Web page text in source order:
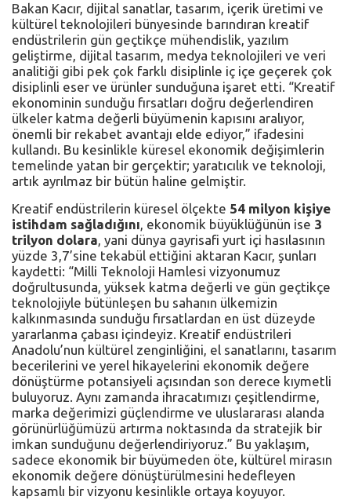
Bakan Kacır, dijital sanatlar, tasarım, içerik üretimi ve
kültürel teknolojileri bünyesinde barındıran kreatif
endüstrilerin gün geçtikçe mühendislik, yazılım
geliştirme, dijital tasarım, medya teknolojileri ve veri
analitiği gibi pek çok farklı disiplinle iç içe geçerek çok
disiplinli eser ve ürünler sunduğuna işaret etti. “Kreatif
ekonominin sunduğu fırsatları doğru değerlendiren
ülkeler katma değerli büyümenin kapısını aralıyor,
önemli bir rekabet avantajı elde ediyor,” ifadesini
kullandı. Bu kesinlikle küresel ekonomik değişimlerin
temelinde yatan bir gerçektir; yaratıcılık ve teknoloji,
artık ayrılmaz bir bütün haline gelmiştir.
Kreatif endüstrilerin küresel ölçekte 54 milyon kişiye
istihdam sağladığını, ekonomik büyüklüğünün ise 3
trilyon dolara, yani dünya gayrisafi yurt içi hasılasının
yüzde 3,7’sine tekabül ettiğini aktaran Kacır, şunları
kaydetti: “Milli Teknoloji Hamlesi vizyonumuz
doğrultusunda, yüksek katma değerli ve gün geçtikçe
teknolojiyle bütünleşen bu sahanın ülkemizin
kalkınmasında sunduğu fırsatlardan en üst düzeyde
yararlanma çabası içindeyiz. Kreatif endüstrileri
Anadolu’nun kültürel zenginliğini, el sanatlarını, tasarım
becerilerini ve yerel hikayelerini ekonomik değere
dönüştürme potansiyeli açısından son derece kıymetli
buluyoruz. Aynı zamanda ihracatımızı çeşitlendirme,
marka değerimizi güçlendirme ve uluslararası alanda
görünürlüğümüzü artırma noktasında da stratejik bir
imkan sunduğunu değerlendiriyoruz.” Bu yaklaşım,
sadece ekonomik bir büyümeden öte, kültürel mirasın
ekonomik değere dönüştürülmesini hedefleyen
kapsamlı bir vizyonu kesinlikle ortaya koyuyor.